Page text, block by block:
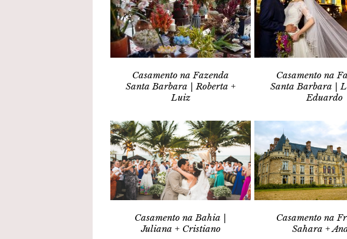
Casamento na Fazenda
Santa Barbara | Roberta +
Luiz
Casamento na
Santa Barbara |
Eduardo
Casamento na Bahia |
Juliana + Cristiano
Casamento na
Sahara +